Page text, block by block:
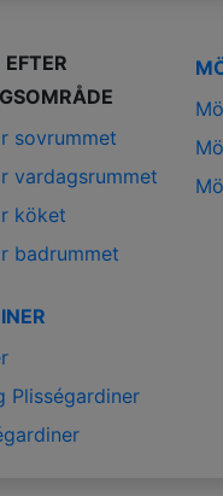
EFTER
sovrummet
vardagsrummet
köket
badrummet
Plisségardiner